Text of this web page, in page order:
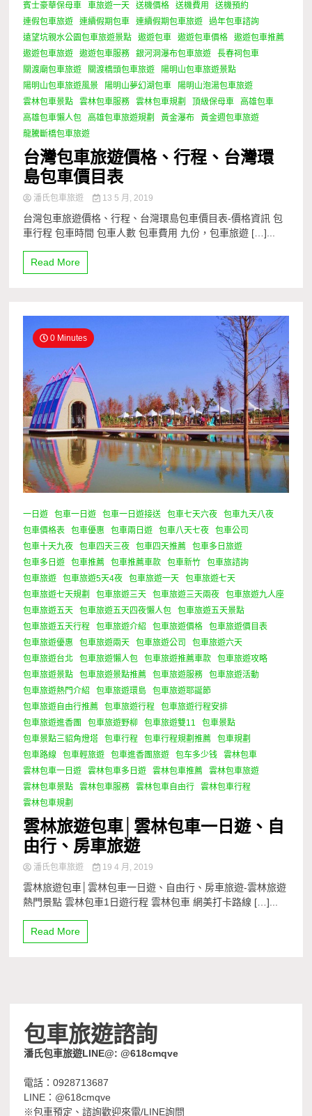
賓士豪華保母車
車旅遊一天 送機價格 送機費用
送機預約
連假包車旅遊
連續假期包車 連續假期包車旅遊
過年包車諮詢
遠望坑親水公園包車旅遊景點
遨遊包車 遨遊包車價格
遨遊包車推薦
遨遊包車旅遊
遨遊包車服務 銀河洞瀑布包車旅遊
長春祠包車
關渡廟包車旅遊
關渡橋頭包車旅遊
陽明山包車旅遊景點
陽明山包車旅遊風景
陽明山夢幻湖包車
陽明山泡湯包車旅遊
雲林包車景點
雲林包車服務 雲林包車規劃 頂級保母車
高雄包車
高雄包車懶人包
高雄包車旅遊規劃 黃金瀑布
黃金週包車旅遊
龍騰斷橋包車旅遊
台灣包車旅遊價格、行程、台灣環
島包車價目表
潘氏包車旅遊 13 5 月, 2019
台灣包車旅遊價格、行程、台灣環島包車價目表-價格資訊 包
車行程 包車時間 包車人數 包車費用 九份，包車旅遊 […]...
Read More
0 Minutes
一日遊 包車一日遊 包車一日遊接送 包車七天六夜
包車九天八夜
包車價格表
包車優惠 包車兩日遊 包車八天七夜
包車公司
包車十天九夜
包車四天三夜 包車四天推薦
包車多日旅遊
包車多日遊
包車推薦 包車推薦車款 包車新竹
包車旅諮詢
包車旅遊
包車旅遊5天4夜 包車旅遊一天
包車旅遊七天
包車旅遊七天規劃
包車旅遊三天 包車旅遊三天兩夜
包車旅遊九人座
包車旅遊五天
包車旅遊五天四夜懶人包
包車旅遊五天景點
包車旅遊五天行程
包車旅遊介紹 包車旅遊價格
包車旅遊價目表
包車旅遊優惠
包車旅遊兩天 包車旅遊公司
包車旅遊六天
包車旅遊台北
包車旅遊懶人包 包車旅遊推薦車款
包車旅遊攻略
包車旅遊景點
包車旅遊景點推薦 包車旅遊服務
包車旅遊活動
包車旅遊熱門介紹
包車旅遊環島
包車旅遊耶誕節
包車旅遊自由行推薦
包車旅遊行程
包車旅遊行程安排
包車旅遊進香團
包車旅遊野柳 包車旅遊雙11
包車景點
包車景點三貂角燈塔
包車行程 包車行程規劃推薦
包車規劃
包車路線
包車輕旅遊 包車進香團旅遊 包车多少钱
雲林包車
雲林包車一日遊
雲林包車多日遊 雲林包車推薦
雲林包車旅遊
雲林包車景點
雲林包車服務 雲林包車自由行
雲林包車行程
雲林包車規劃
雲林旅遊包車│雲林包車一日遊、自
由行、房車旅遊
潘氏包車旅遊 19 4 月, 2019
雲林旅遊包車│雲林包車一日遊、自由行、房車旅遊-雲林旅遊
熱門景點 雲林包車1日遊行程 雲林包車 網美打卡路線 […]...
Read More
包車旅遊諮詢
潘氏包車旅遊LINE@: @618cmqve
電話：0928713687
LINE：@618cmqve
※包車預定、諮詢歡迎來電/LINE詢問